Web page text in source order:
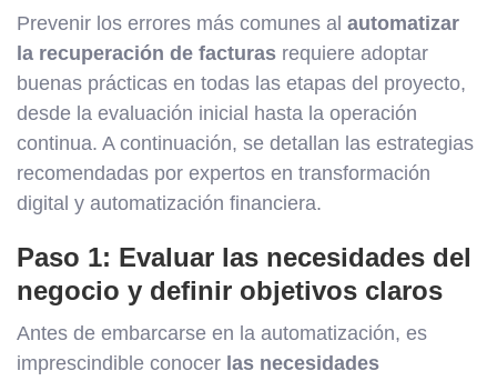
Prevenir los errores más comunes al automatizar
la recuperación de facturas requiere adoptar
buenas prácticas en todas las etapas del proyecto,
desde la evaluación inicial hasta la operación
continua. A continuación, se detallan las estrategias
recomendadas por expertos en transformación
digital y automatización financiera.
Paso 1: Evaluar las necesidades del
negocio y definir objetivos claros
Antes de embarcarse en la automatización, es
imprescindible conocer las necesidades